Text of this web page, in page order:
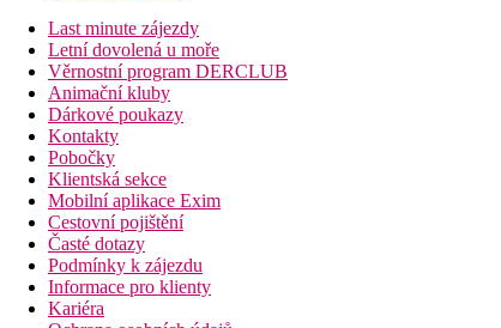
Last minute zájezdy
Letní dovolená u moře
Věrnostní program DERCLUB
Animační kluby
Dárkové poukazy
Kontakty
Pobočky
Klientská sekce
Mobilní aplikace Exim
Cestovní pojištění
Časté dotazy
Podmínky k zájezdu
Informace pro klienty
Kariéra